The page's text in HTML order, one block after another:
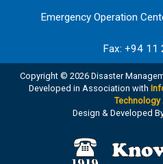
Emergency Operation
Fax: +94 11
Copyright © 2026 Disaster
Developed in Association with
Technology
Design & Developed